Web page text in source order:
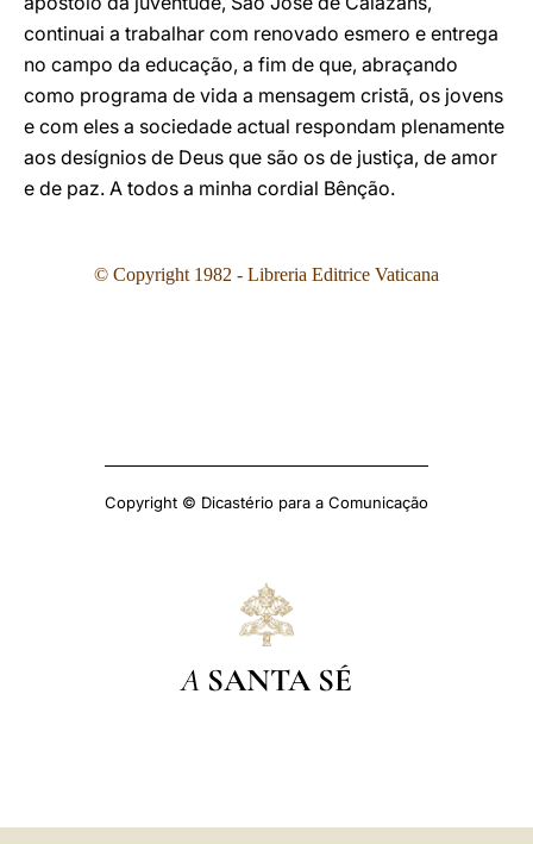
continuai a trabalhar com renovado esmero e entrega
no campo da educação, a fim de que, abraçando
como programa de vida a mensagem cristã, os jovens
e com eles a sociedade actual respondam plenamente
aos desígnios de Deus que são os de justiça, de amor
e de paz. A todos a minha cordial Bênção.
© Copyright 1982 - Libreria Editrice Vaticana
Copyright © Dicastério para a Comunicação
A SANTA SÉ